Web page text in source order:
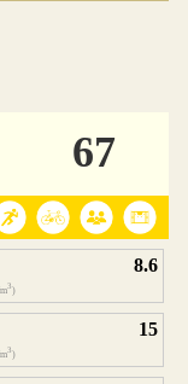
，完整即時空